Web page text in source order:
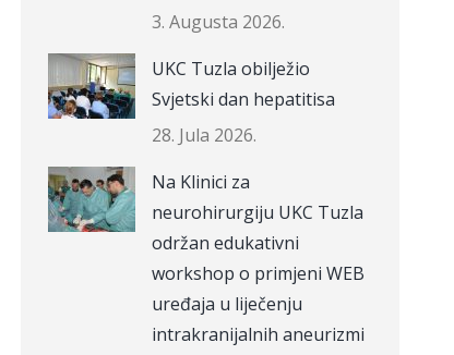
3. Augusta 2026.
UKC Tuzla obilježio
Svjetski dan hepatitisa
28. Jula 2026.
Na Klinici za
neurohirurgiju UKC Tuzla
održan edukativni
workshop o primjeni WEB
uređaja u liječenju
intrakranijalnih aneurizmi